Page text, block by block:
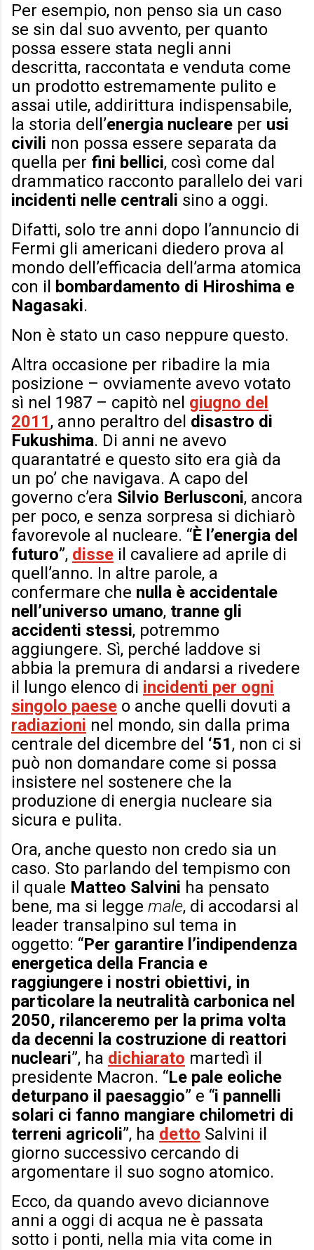
Per esempio, non penso sia un caso
se sin dal suo avvento, per quanto
possa essere stata negli anni
descritta, raccontata e venduta come
un prodotto estremamente pulito e
assai utile, addirittura indispensabile,
la storia dell’energia nucleare per usi
civili non possa essere separata da
quella per fini bellici, così come dal
drammatico racconto parallelo dei vari
incidenti nelle centrali sino a oggi.
Difatti, solo tre anni dopo l’annuncio di
Fermi gli americani diedero prova al
mondo dell’efficacia dell’arma atomica
con il
bombardamento di Hiroshima e
Nagasaki.
Non è stato un caso neppure questo.
Altra occasione per ribadire la mia
posizione – ovviamente avevo votato
sì nel 1987 – capitò nel giugno del
2011, anno peraltro del disastro di
Fukushima. Di anni ne avevo
quarantatré e questo sito era già da
un po’ che navigava. A capo del
governo c’era Silvio Berlusconi, ancora
per poco, e senza sorpresa si dichiarò
favorevole al nucleare. “È l’energia del
futuro”, disse il cavaliere ad aprile di
quell’anno. In altre parole, a
confermare che nulla è accidentale
nell’universo umano, tranne gli
accidenti stessi, potremmo
aggiungere. Sì, perché laddove si
abbia la premura di andarsi a rivedere
il lungo elenco di incidenti per ogni
singolo paese o anche quelli dovuti a
radiazioni nel mondo, sin dalla prima
centrale del dicembre del ‘51, non ci si
può non domandare come si possa
insistere nel sostenere che la
produzione di energia nucleare sia
sicura e pulita.
Ora, anche questo non credo sia un
caso. Sto parlando del tempismo con
il quale Matteo Salvini ha pensato
bene, ma si legge male, di accodarsi al
leader transalpino sul tema in
oggetto: “Per garantire l’indipendenza
energetica della Francia e
raggiungere i nostri obiettivi, in
particolare la neutralità carbonica nel
2050, rilanceremo per la prima volta
da decenni la costruzione di reattori
nucleari”, ha dichiarato martedì il
presidente Macron. “Le pale eoliche
deturpano il paesaggio” e “i pannelli
solari ci fanno mangiare chilometri di
terreni agricoli”, ha detto Salvini il
giorno successivo cercando di
argomentare il suo sogno atomico.
Ecco, da quando avevo diciannove
anni a oggi di acqua ne è passata
sotto i ponti, nella mia vita come in